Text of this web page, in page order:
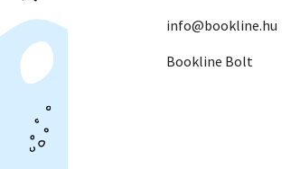
info@bookline.hu
Bookline Bolt